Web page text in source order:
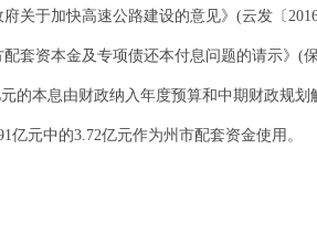
关于加快高速公路建设的意见》(云发〔
套资本金及专项债还本付息问题的请示》(
的本息由财政纳入年度预算和中期财政规
元中的3.72亿元作为州市配套资金使用。